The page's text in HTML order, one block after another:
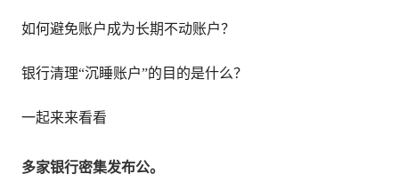
如何避免账户成为长期不动账户？
银行清理“沉睡账户”的目的是什么？
一起来来看看
多家银行密集发布公。